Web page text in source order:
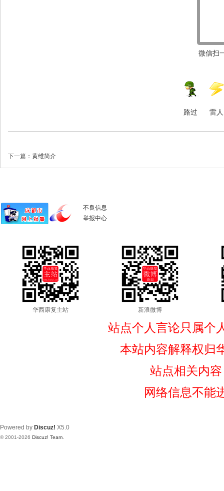
微信扫
路过 雷人
下一篇： 黄维简介
不良信息
举报中心
华西康复主站 新浪微博
站点个人言论只属个
本站内容解释权归
站点相关内
网络信息不能
Powered by Discuz! X5.0
© 2001-2026 Discuz! Team